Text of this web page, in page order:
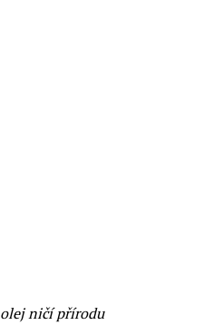
olej ničí přírodu